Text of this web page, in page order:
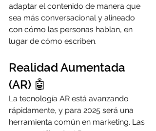
adaptar el contenido de manera que
sea más conversacional y alineado
con cómo las personas hablan, en
lugar de cómo escriben.
Realidad Aumentada
(AR) 🤖
La tecnología AR está avanzando
rápidamente, y para 2025 será una
herramienta común en marketing. Las